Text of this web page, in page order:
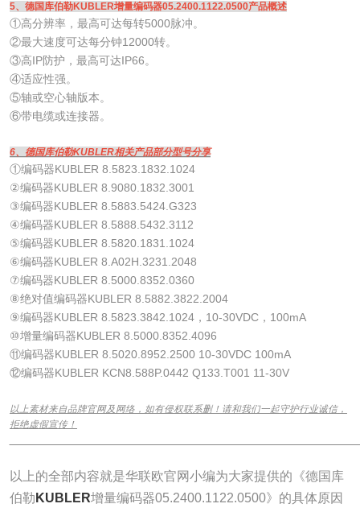
5、德国库伯勒KUBLER增量编码器05.2400.1122.0500产品概述
①高分辨率，最高可达每转5000脉冲。
②最大速度可达每分钟12000转。
③高IP防护，最高可达IP66。
④适应性强。
⑤轴或空心轴版本。
⑥带电缆或连接器。
6、德国库伯勒KUBLER相关产品部分型号分享
①编码器KUBLER 8.5823.1832.1024
②编码器KUBLER 8.9080.1832.3001
③编码器KUBLER 8.5883.5424.G323
④编码器KUBLER 8.5888.5432.3112
⑤编码器KUBLER 8.5820.1831.1024
⑥编码器KUBLER 8.A02H.3231.2048
⑦编码器KUBLER 8.5000.8352.0360
⑧绝对值编码器KUBLER 8.5882.3822.2004
⑨编码器KUBLER 8.5823.3842.1024，10-30VDC，100mA
⑩增量编码器KUBLER 8.5000.8352.4096
⑪编码器KUBLER 8.5020.8952.2500 10-30VDC 100mA
⑫编码器KUBLER KCN8.588P.0442 Q133.T001 11-30V
以上素材来自品牌官网及网络，如有侵权联系删！请和我们一起守护行业诚信，
拒绝虚假宣传！
以上的全部内容就是华联欧官网小编为大家提供的《德国库
伯勒 KUBLER增量编码器05.2400.1122.0500》的具体原因